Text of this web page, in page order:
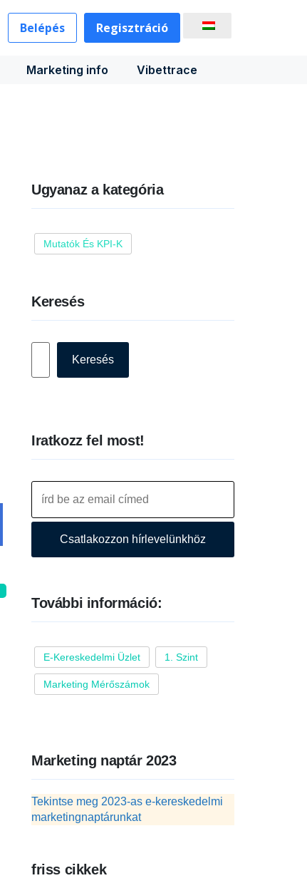
Belépés Regisztráció
Marketing info Vibettrace
Ugyanaz a kategória
Mutatók És KPI-K
Keresés
Keresés
Iratkozz fel most!
Csatlakozzon hírlevelünkhöz
További információ:
E-Kereskedelmi Üzlet 1. Szint
Marketing Mérőszámok
Marketing naptár 2023
Tekintse meg 2023-as e-kereskedelmi
marketingnaptárunkat
friss cikkek